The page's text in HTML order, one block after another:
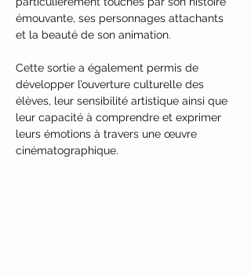
émouvante, ses personnages attachants
et la beauté de son animation.
Cette sortie a également permis de
développer l’ouverture culturelle des
élèves, leur sensibilité artistique ainsi que
leur capacité à comprendre et exprimer
leurs émotions à travers une œuvre
cinématographique.